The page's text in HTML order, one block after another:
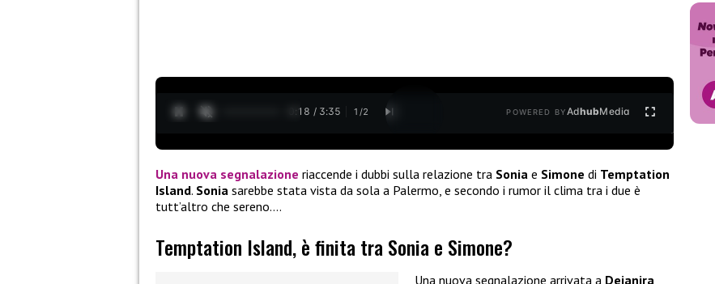
0:20 / 3:35 1 /2 POWERED BYAdhubMedia
Una nuova segnalazione riaccende i dubbi sulla relazione tra Sonia e Simone di Temptation
Island. Sonia sarebbe stata vista da sola a Palermo, e secondo i rumor il clima tra i due è
tutt’altro che sereno….
Temptation Island, è finita tra Sonia e Simone?
Una nuova segnalazione arrivata a Deianira